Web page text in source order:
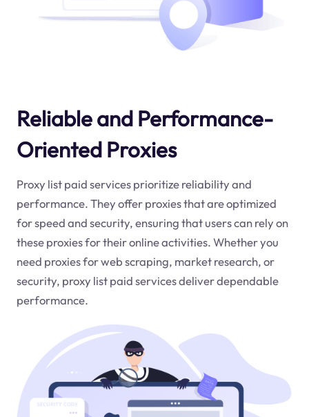
Reliable and Performance-
Oriented Proxies
Proxy list paid services prioritize reliability and
performance. They offer proxies that are optimized
for speed and security, ensuring that users can rely on
these proxies for their online activities. Whether you
need proxies for web scraping, market research, or
security, proxy list paid services deliver dependable
performance.